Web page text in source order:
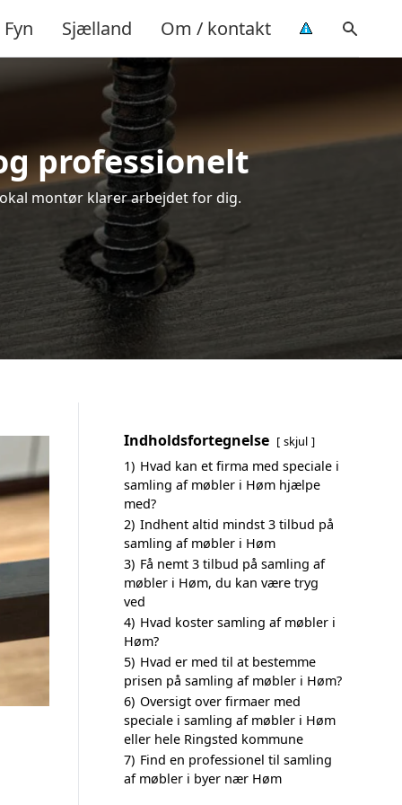
Fyn Sjælland Om / kontakt
professionelt
montør klarer arbejdet for dig.
Indholdsfortegnelse skjul
1) Hvad kan et firma med speciale i
samling af møbler i Høm hjælpe
med?
2) Indhent altid mindst 3 tilbud på
samling af møbler i Høm
3) Få nemt 3 tilbud på samling af
møbler i Høm, du kan være tryg
ved
4) Hvad koster samling af møbler i
Høm?
5) Hvad er med til at bestemme
prisen på samling af møbler i Høm?
6) Oversigt over firmaer med
speciale i samling af møbler i Høm
eller hele Ringsted kommune
7) Find en professionel til samling
af møbler i byer nær Høm